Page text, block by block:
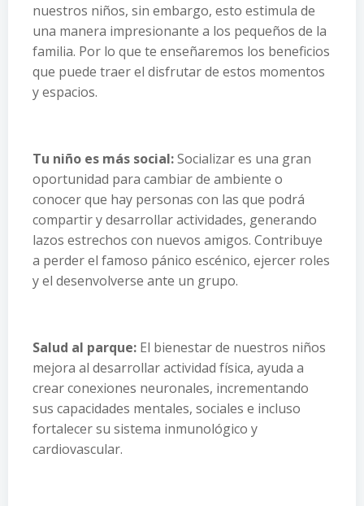
nuestros niños, sin embargo, esto estimula de
una manera impresionante a los pequeños de la
familia. Por lo que te enseñaremos los beneficios
que puede traer el disfrutar de estos momentos
y espacios.
Tu niño es más social:Socializar es una gran
oportunidad para cambiar de ambiente o
conocer que hay personas con las que podrá
compartir y desarrollar actividades, generando
lazos estrechos con nuevos amigos. Contribuye
a perder el famoso pánico escénico, ejercer roles
y el desenvolverse ante un grupo.
Salud al parque: El bienestar de nuestros niños
mejora al desarrollar actividad física, ayuda a
crear conexiones neuronales, incrementando
sus capacidades mentales, sociales e incluso
fortalecer su sistema inmunológico y
cardiovascular.